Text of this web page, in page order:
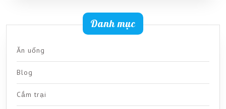
Danh mục
Ăn uống
Blog
Cắm trại